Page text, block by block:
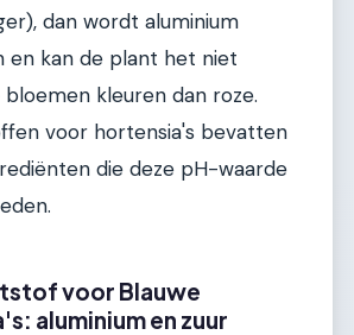
dan wordt aluminium
en kan de plant het niet
bloemen kleuren dan roze.
voor hortensia's bevatten
die deze pH-waarde
voor Blauwe
aluminium en zuur